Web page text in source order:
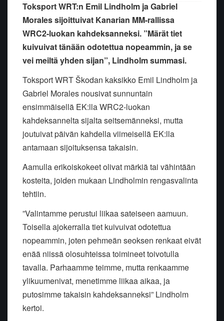
Toksport WRT:n Emil Lindholm ja Gabriel
Morales sijoittuivat Kanarian MM-rallissa
WRC2-luokan kahdeksanneksi. ”Märät tiet
kuivuivat tänään odotettua nopeammin, ja se
vei meiltä yhden sijan”, Lindholm summasi.
Toksport WRT Škodan kaksikko Emil Lindholm ja
Gabriel Morales nousivat sunnuntain
ensimmäisellä EK:lla WRC2-luokan
kahdeksannelta sijalta seitsemänneksi, mutta
joutuivat päivän kahdella viimeisellä EK:lla
antamaan sijoituksensa takaisin.
Aamulla erikoiskokeet olivat märkiä tai vähintään
kosteita, joiden mukaan Lindholmin rengasvalinta
tehtiin.
”Valintamme perustui liikaa sateiseen aamuun.
Toisella ajokerralla tiet kuivuivat odotettua
nopeammin, joten pehmeän seoksen renkaat eivät
enää niissä olosuhteissa toimineet toivotulla
tavalla. Parhaamme teimme, mutta renkaamme
ylikuumenivat, menetimme liikaa aikaa, ja
putosimme takaisin kahdeksanneksi” Lindholm
kertoi.